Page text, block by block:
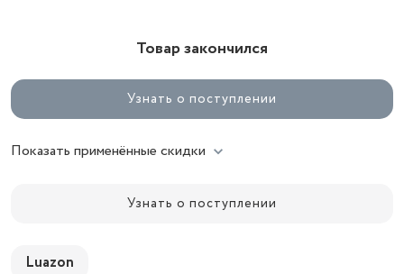
Товар закончился
Узнать о поступлении
Показать применённые скидки
Узнать о поступлении
Luazon